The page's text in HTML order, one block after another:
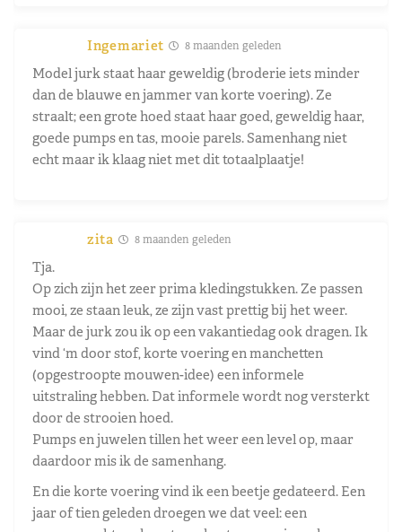
Ingemariet 8 maanden geleden
Model jurk staat haar geweldig (broderie iets minder
dan de blauwe en jammer van korte voering). Ze
straalt; een grote hoed staat haar goed, geweldig haar,
goede pumps en tas, mooie parels. Samenhang niet
echt maar ik klaag niet met dit totaalplaatje!
zita 8 maanden geleden
Tja.
Op zich zijn het zeer prima kledingstukken. Ze passen
mooi, ze staan leuk, ze zijn vast prettig bij het weer.
Maar de jurk zou ik op een vakantiedag ook dragen. Ik
vind ‘m door stof, korte voering en manchetten
(opgestroopte mouwen-idee) een informele
uitstraling hebben. Dat informele wordt nog versterkt
door de strooien hoed.
Pumps en juwelen tillen het weer een level op, maar
daardoor mis ik de samenhang.
En die korte voering vind ik een beetje gedateerd. Een
jaar of tien geleden droegen we dat veel: een